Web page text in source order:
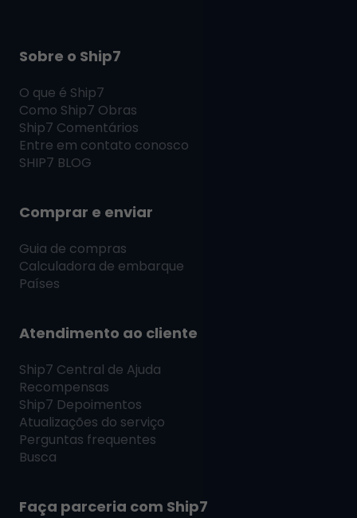
Sobre o Ship7
O que é Ship7
Como Ship7 Obras
Ship7 Comentários
Entre em contato conosco
SHIP7 BLOG
Comprar e enviar
Guia de compras
Calculadora de embarque
Países
Atendimento ao cliente
Ship7 Central de Ajuda
Recompensas
Ship7 Depoimentos
Atualizações do serviço
Perguntas frequentes
Busca
Faça parceria com Ship7